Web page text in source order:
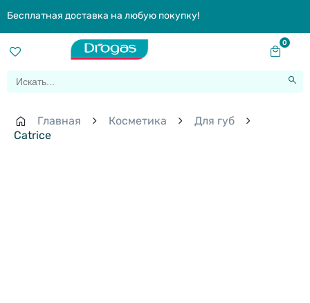
Бесплатная доставка на любую покупку!
0
Главная Косметика
Для губ
Catrice